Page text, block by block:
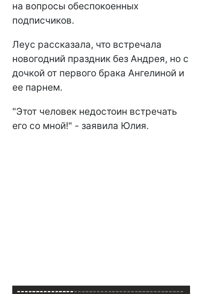
на вопросы обеспокоенных
подписчиков.
Леус рассказала, что встречала
новогодний праздник без Андрея, но с
дочкой от первого брака Ангелиной и
ее парнем.
"Этот человек недостоин встречать
его со мной!" - заявила Юлия.